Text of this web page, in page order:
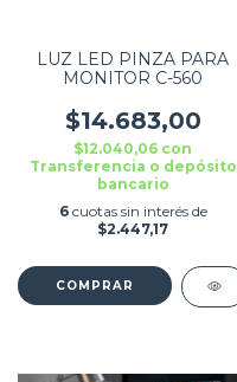
LUZ LED PINZA PARA
MONITOR C-560
$14.683,00
$12.040,06 con
Transferencia o depósito
bancario
6 cuotas sin interés de
$2.447,17